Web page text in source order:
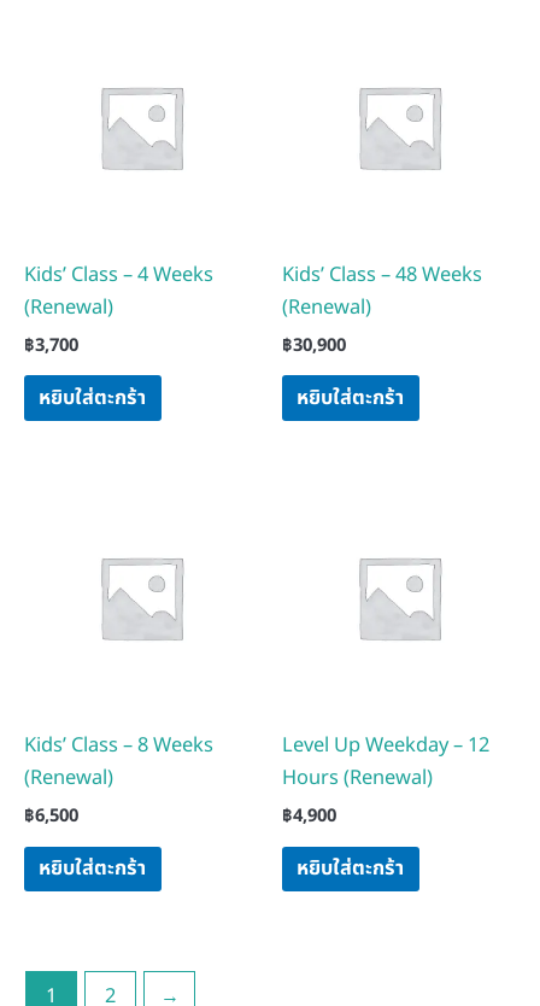
Kids’ Class – 4 Weeks
(Renewal)
฿3,700
หยิบใส่ตะกร้า
Kids’ Class – 48 Weeks
(Renewal)
฿30,900
หยิบใส่ตะกร้า
Kids’ Class – 8 Weeks
(Renewal)
฿6,500
หยิบใส่ตะกร้า
Level Up Weekday – 12
Hours (Renewal)
฿4,900
หยิบใส่ตะกร้า
1 2 →